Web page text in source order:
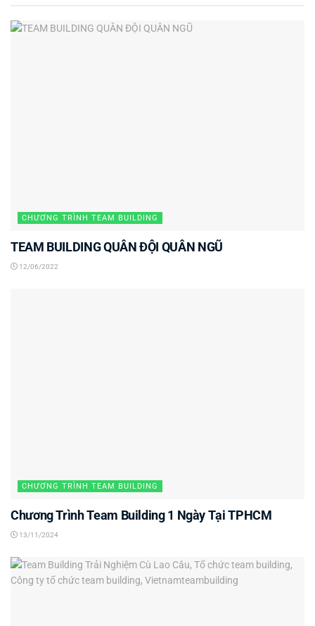
CHƯƠNG TRÌNH TEAM BUILDING
TEAM BUILDING QUÂN ĐỘI QUÂN NGŨ
12/06/2022
CHƯƠNG TRÌNH TEAM BUILDING
Chương Trình Team Building 1 Ngày Tại TPHCM
13/11/2024